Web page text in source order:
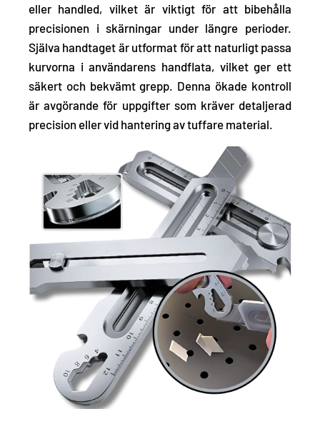
eller handled, vilket är viktigt för att bibehålla
precisionen i skärningar under längre perioder.
Själva handtaget är utformat för att naturligt passa
kurvorna i användarens handflata, vilket ger ett
säkert och bekvämt grepp. Denna ökade kontroll
är avgörande för uppgifter som kräver detaljerad
precision eller vid hantering av tuffare material.